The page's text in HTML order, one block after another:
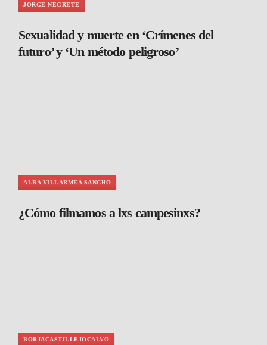
JORGE NEGRETE
Sexualidad y muerte en ‘Crímenes del
futuro’ y ‘Un método peligroso’
ALBA VILLARMEA SANCHO
¿Cómo filmamos a lxs campesinxs?
BORJACASTILLEJOCALVO